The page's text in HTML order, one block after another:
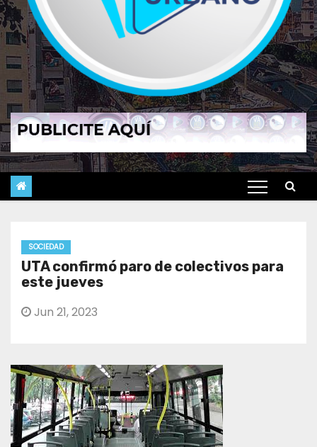
SOCIEDAD
UTA confirmó paro de colectivos para
este jueves
Jun 21, 2023